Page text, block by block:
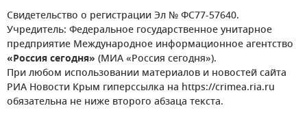
Свидетельство о регистрации Эл № ФС77-57640.
Учредитель: Федеральное государственное унитарное
предприятие Международное информационное агентство
«Россия сегодня» (МИА «Россия сегодня»).
При любом использовании материалов и новостей сайта
РИА Новости Крым гиперссылка на https://crimea.ria.ru
обязательна не ниже второго абзаца текста.